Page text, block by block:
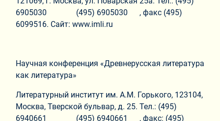
6905030 (495) 6905030 , факс (495)
6099516. Сайт: www.imli.ru
Научная конференция «Древнерусская литература
как литература»
Литературный институт им. А.М. Горького, 123104,
Москва, Тверской бульвар, д. 25. Тел.: (495)
6940661 (495) 6940661 , факс: (495)